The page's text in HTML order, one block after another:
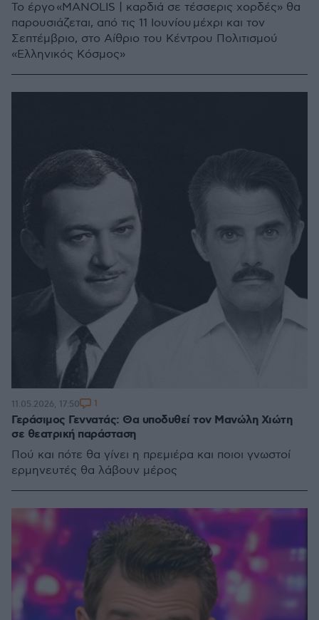
Το έργο «MANOLIS | καρδιά σε τέσσερις χορδές» θα
παρουσιάζεται, από τις 11 Ιουνίου μέχρι και τον
Σεπτέμβριο, στο Αίθριο του Κέντρου Πολιτισμού
«Ελληνικός Κόσμος»
Γεράσιμος Γεννατάς: Θα υποδυθεί τον Μανώλη Χιώτη
σε θεατρική παράσταση
Πού και πότε θα γίνει η πρεμιέρα και ποιοι γνωστοί
ερμηνευτές θα λάβουν μέρος
11.05.2026, 17:50 1